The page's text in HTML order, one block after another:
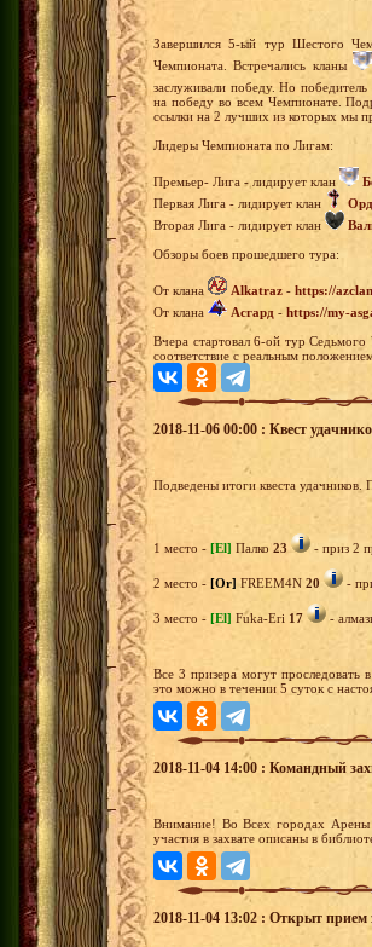
Завершился 5-ый тур Шестого
Чемпионата. Встречались кланы
заслуживали победу. Но
на победу во всем Чемпионате.
ссылки на 2 лучших из которых мы
Лидеры Чемпионата по Лигам:
Премьер- Лига - лидирует клан
Первая Лига - лидирует клан
Вторая Лига - лидирует клан
Обзоры боев прошедшего тура:
От клана Alkatraz - https://
От клана
Асгард - https://my-
Вчера стартовал 6-ой тур
соответствие с реальным
2018-11-06 00:00 : Квест
Подведены итоги квеста
1 место - [El] Палко 23 - приз 2
2 место - [Or] FREEM4N 20 -
3 место - [El] Fuka-Eri 17 -
Все 3 призера могут проследовать
это можно в течении 5 суток с
2018-11-04 14:00 : Командный
Внимание! Во Всех городах Арены
участия в захвате описаны в
2018-11-04 13:02 : Открыт